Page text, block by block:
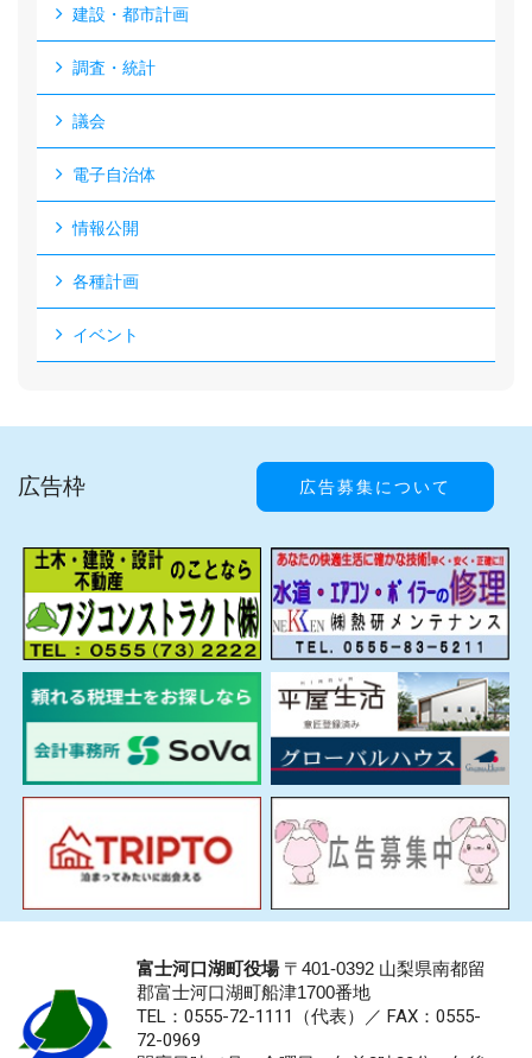
建設・都市計画
調査・統計
議会
電子自治体
情報公開
各種計画
イベント
広告枠 広告募集について
富士河口湖町役場〒401-0392 山梨県南都留
郡富士河口湖町船津1700番地
TEL：0555-72-1111 （代表）／ FAX：0555-
72-0969